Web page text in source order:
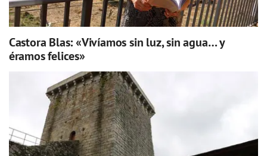
Castora Blas: «Vivíamos sin luz, sin agua… y
éramos felices»